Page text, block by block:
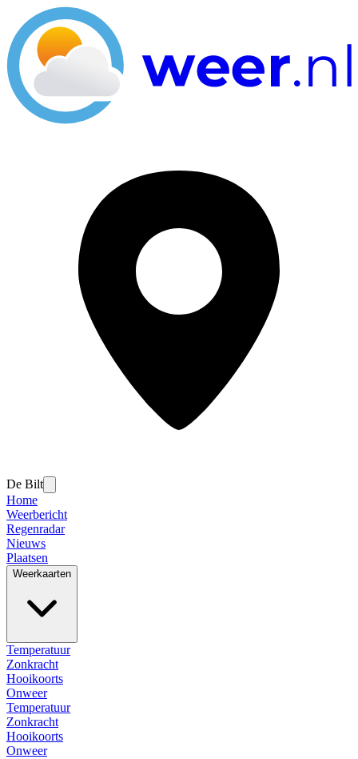
De Bilt
Home
Weerbericht
Regenradar
Nieuws
Plaatsen
Weerkaarten
Temperatuur
Zonkracht
Hooikoorts
Onweer
Temperatuur
Zonkracht
Hooikoorts
Onweer